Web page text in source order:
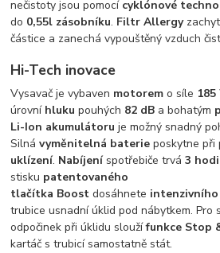
nečistoty jsou pomocí cyklónové
do 0,55l zásobníku. Filtr Allergy
částice a zanechá vypouštěný vzduch
Hi-Tech inovace
Vysavač je vybaven motorem o síle
úrovní hluku pouhých 82 dB a bohatým
Li-Ion akumulátoru je možný snadný
Silnávyměnitelná baterie poskytne při
uklízení. Nabíjeníspotřebiče trvá3
stisku patentovaného
tlačítka Boost dosáhnete intenzivního
trubice usnadní úklid pod nábytkem. Pro
odpočinek při úklidu sloužífunkce Stop
kartáč s trubicí samostatně stát.